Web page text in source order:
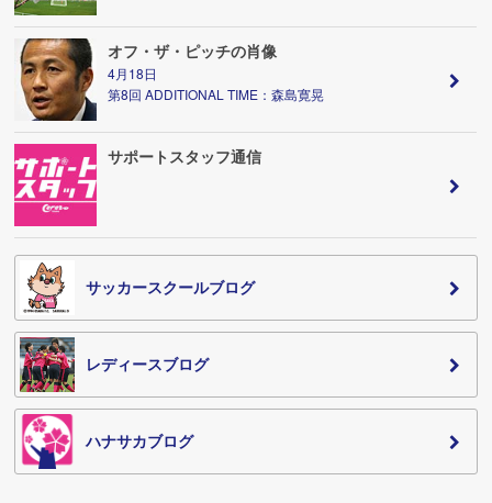
オフ・ザ・ピッチの肖像
4月18日
第8回 ADDITIONAL TIME：森島寛晃
サポートスタッフ通信
サッカースクールブログ
レディースブログ
ハナサカブログ